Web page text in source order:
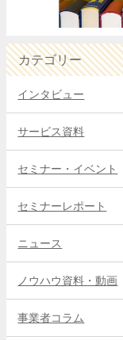
カテゴリー
インタビュー
サービス資料
セミナー・イベント
セミナーレポート
ニュース
ノウハウ資料・動画
事業者コラム